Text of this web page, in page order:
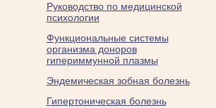
Руководство по медицинской
психологии
Функциональные системы
организма доноров
гипериммунной плазмы
Эндемическая зобная болезнь
Гипертоническая болезнь